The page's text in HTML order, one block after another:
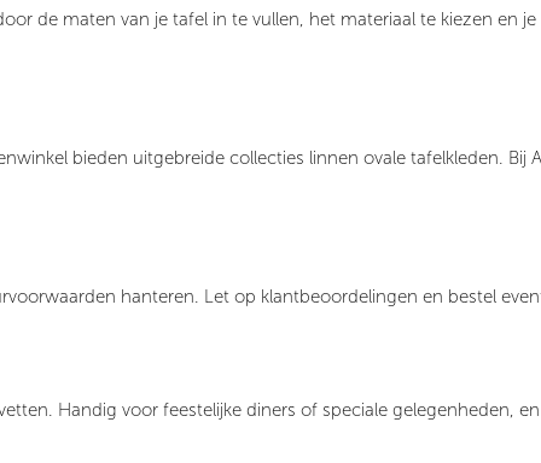
de maten van je tafel in te vullen, het materiaal te kiezen en
bieden uitgebreide collecties linnen ovale tafelkleden.
hanteren. Let op klantbeoordelingen en bestel
Handig voor feestelijke diners of speciale gelegenheden,